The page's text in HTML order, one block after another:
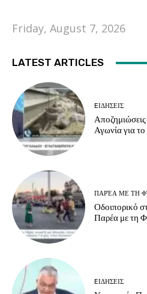
Friday, August 7, 2026
LATEST ARTICLES
EΙΔΗΣΕΙΣ
Αγωνία για
ΠΑΡΈΑ ΜΕ ΤΗ
Οδοιπορικό
Παρέα με τη
EΙΔΗΣΕΙΣ